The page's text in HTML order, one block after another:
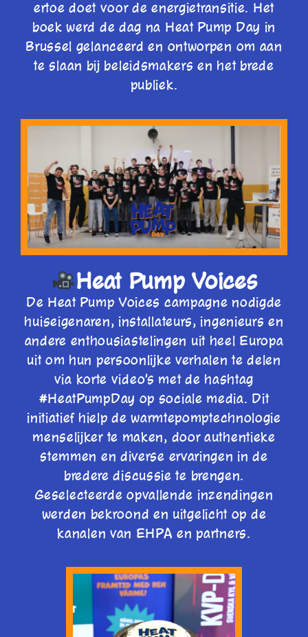
ertoe doet voor de energietransitie. Het
boek werd de dag na Heat Pump Day in
Brussel gelanceerd en ontworpen om aan
te slaan bij beleidsmakers en het brede
publiek.
Heat Pump Voices
De Heat Pump Voices campagne nodigde
huiseigenaren, installateurs, ingenieurs en
andere enthousiastelingen uit heel Europa
uit om hun persoonlijke verhalen te delen
via korte video's met de hashtag
#HeatPumpDay op sociale media. Dit
initiatief hielp de warmtepomptechnologie
menselijker te maken, door authentieke
stemmen en diverse ervaringen in de
bredere discussie te brengen.
Geselecteerde opvallende inzendingen
werden bekroond en uitgelicht op de
kanalen van EHPA en partners.